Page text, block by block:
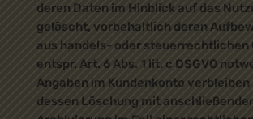
deren Daten im Hinblick auf das
gelöscht, vorbehaltlich deren
aus handels- oder steuerrechtlichen
entspr. Art. 6 Abs. 1 lit. c DSGVO
Angaben im Kundenkonto verbleiben
dessen Löschung mit anschließender